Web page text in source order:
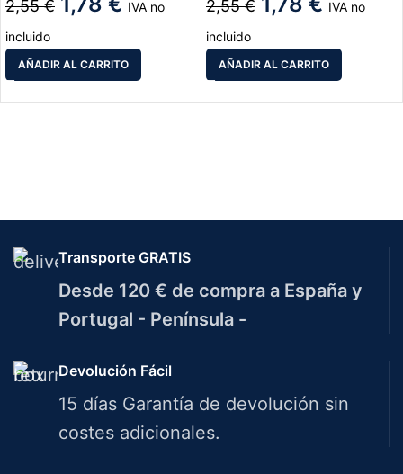
2,55€
IVA no
incluido
AÑADIR AL CARRITO
2,55€
IVA no
incluido
AÑADIR AL CARRITO
Transporte GRATIS
Desde 120 € de compra a España y
Portugal - Península -
Devolución Fácil
15 días Garantía de devolución sin
costes adicionales.